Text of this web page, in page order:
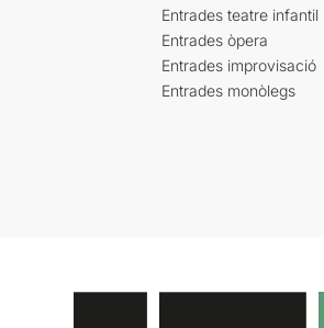
Entrades teatre infantil
Entrades òpera
Entrades improvisació
Entrades monòlegs